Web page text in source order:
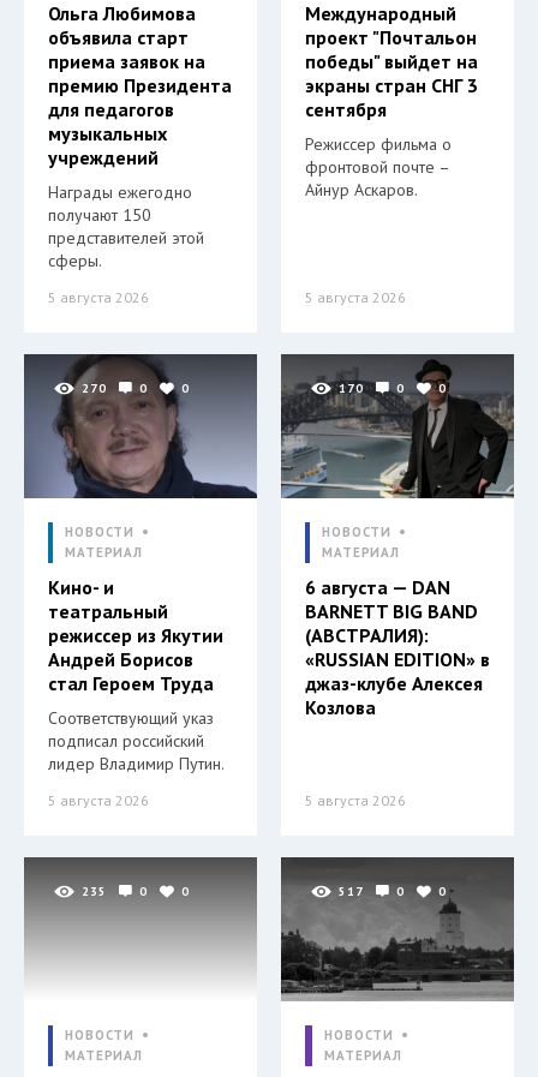
Ольга Любимова
объявила старт
приема заявок на
премию Президента
для педагогов
музыкальных
учреждений
Награды ежегодно
получают 150
представителей этой
сферы.
5 августа 2026
Международный
проект "Почтальон
победы" выйдет на
экраны стран СНГ 3
сентября
Режиссер фильма о
фронтовой почте –
Айнур Аскаров.
5 августа 2026
270 0 0
НОВОСТИ
МАТЕРИАЛ
Кино- и
театральный
режиссер из Якутии
Андрей Борисов
стал Героем Труда
Соответствующий указ
подписал российский
лидер Владимир Путин.
5 августа 2026
170 0 0
НОВОСТИ
МАТЕРИАЛ
6 августа — DAN
BARNETT BIG BAND
(АВСТРАЛИЯ):
«RUSSIAN EDITION» в
джаз-клубе Алексея
Козлова
5 августа 2026
235 0 0
НОВОСТИ
МАТЕРИАЛ
517 0 0
НОВОСТИ
МАТЕРИАЛ